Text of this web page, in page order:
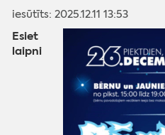
iesūtīts: 2025.12.11 13:53
Esiet
laipni